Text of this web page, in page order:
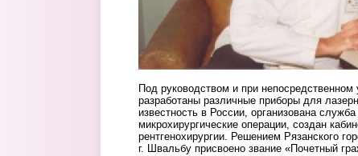
Под руководством и при
разработаны различные приборы для
известность в России, организована
микрохирургические операции, создан
рентгенохирургии. Решением Рязанского
г. Швальбу присвоено звание «Почетный